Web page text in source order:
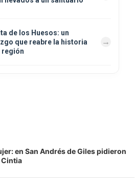
de los Huesos: un
que reabre la historia
región
en San Andrés de Giles pidieron